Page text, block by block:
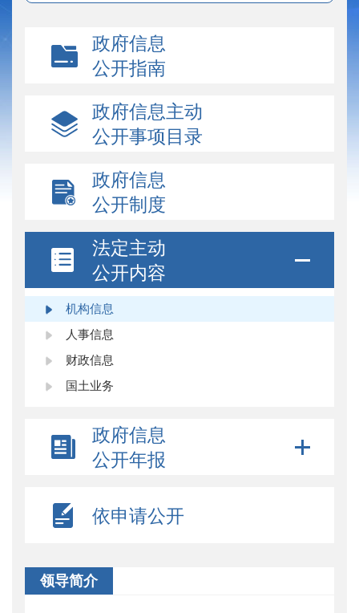
政府信息
公开指南
政府信息主动
公开事项目录
政府信息
公开制度
法定主动
公开内容
机构信息
人事信息
财政信息
国土业务
政府信息
公开年报
依申请公开
领导简介